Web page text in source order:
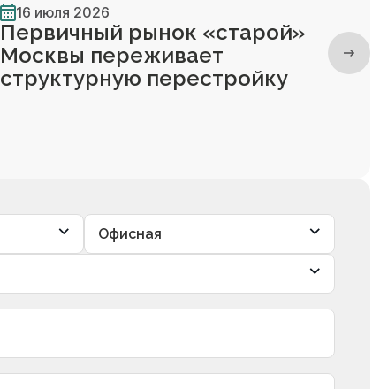
16 июля 2026
Первичный рынок «старой»
Москвы переживает
структурную перестройку